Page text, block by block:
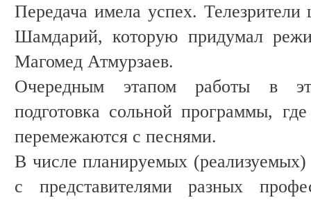
Передача имела успех.
Шамдарий, которую придумал
Магомед Атмурзаев.
Очередным этапом работы в
подготовка сольной программы,
перемежаются с песнями.
В числе планируемых (реализуемых)
с представителями разных